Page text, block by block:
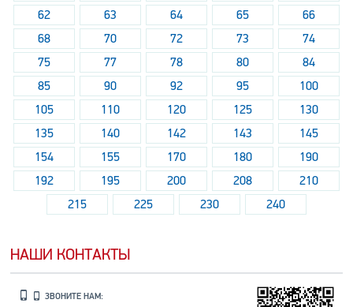
62
63 64 65
66
68
70 72 73
74
75
77 78 80
84
85
90 92 95
100
105
110 120 125
130
135
140 142 143
145
154
155 170 180
190
192
195 200 208
210
215
225 230 240
НАШИ КОНТАКТЫ
ЗВОНИТЕ НАМ: